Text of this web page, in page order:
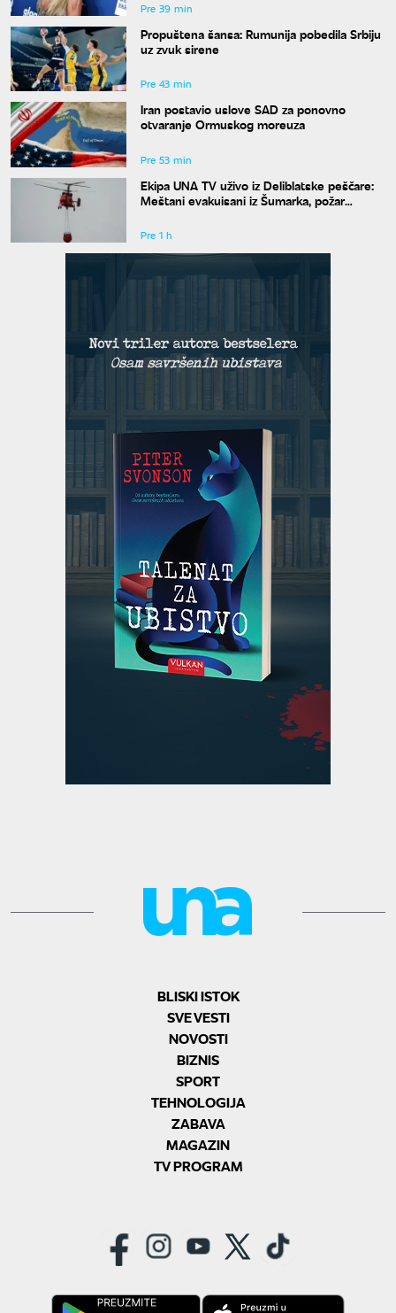
Pre 39 min
Propuštena šansa: Rumunija pobedila Srbiju
uz zvuk sirene
Pre 43 min
Iran postavio uslove SAD za ponovno
otvaranje Ormuskog moreuza
Pre 53 min
Ekipa UNA TV uživo iz Deliblatske peščare:
Meštani evakuisani iz Šumarka, požar
Pre 1 h
BLISKI ISTOK
SVE VESTI
NOVOSTI
BIZNIS
SPORT
TEHNOLOGIJA
ZABAVA
MAGAZIN
TV PROGRAM